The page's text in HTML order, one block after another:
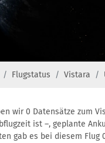
Flugstatus Vistara
wir 0 Datensätze zum
ist –, geplante
gab es bei diesem Flug